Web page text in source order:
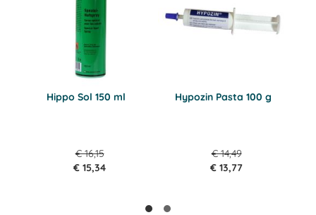
Hippo Sol 150 ml
€ 16,15
€ 15,34
Hypozin Pasta 100 g
€ 14,49
€ 13,77